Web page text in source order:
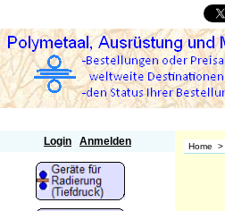
Login Anmelden Home >